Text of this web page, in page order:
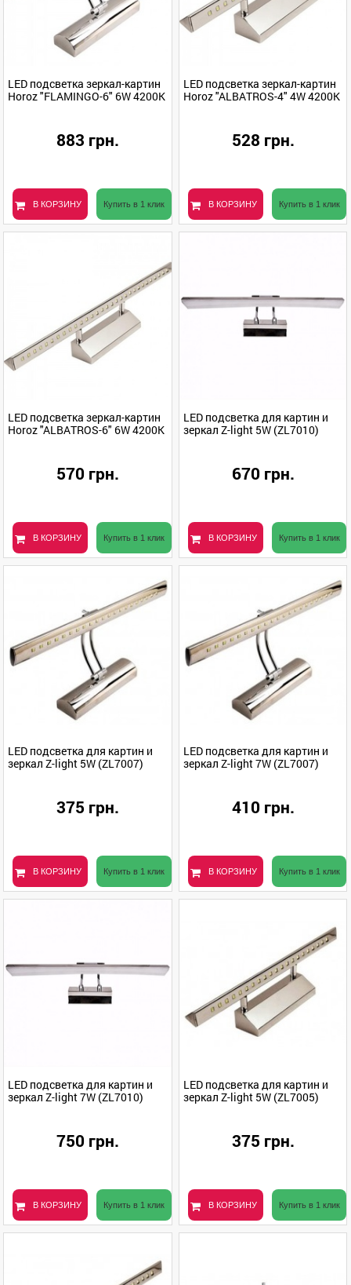
LED подсветка зеркал-картин
Horoz "FLAMINGO-6" 6W 4200K
883 грн.
В КОРЗИНУ Купить в 1 клик
LED подсветка зеркал-картин
Horoz "ALBATROS-4" 4W 4200K
528 грн.
В КОРЗИНУ Купить в 1 клик
LED подсветка зеркал-картин
Horoz "ALBATROS-6" 6W 4200K
570 грн.
В КОРЗИНУ Купить в 1 клик
LED подсветка для картин и
зеркал Z-light 5W (ZL7010)
670 грн.
В КОРЗИНУ Купить в 1 клик
LED подсветка для картин и
зеркал Z-light 5W (ZL7007)
375 грн.
В КОРЗИНУ Купить в 1 клик
LED подсветка для картин и
зеркал Z-light 7W (ZL7007)
410 грн.
В КОРЗИНУ Купить в 1 клик
LED подсветка для картин и
зеркал Z-light 7W (ZL7010)
750 грн.
В КОРЗИНУ Купить в 1 клик
LED подсветка для картин и
зеркал Z-light 5W (ZL7005)
375 грн.
В КОРЗИНУ Купить в 1 клик